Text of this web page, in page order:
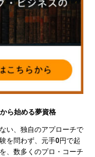
ら始める夢資格
い、独自のアプローチで
を問わず、元手0円で起
、数多くのプロ・コーチ